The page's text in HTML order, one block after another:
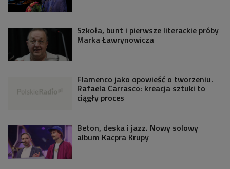
Szkoła, bunt i pierwsze literackie próby
Marka Ławrynowicza
Flamenco jako opowieść o tworzeniu.
Rafaela Carrasco: kreacja sztuki to
ciągły proces
Beton, deska i jazz. Nowy solowy
album Kacpra Krupy